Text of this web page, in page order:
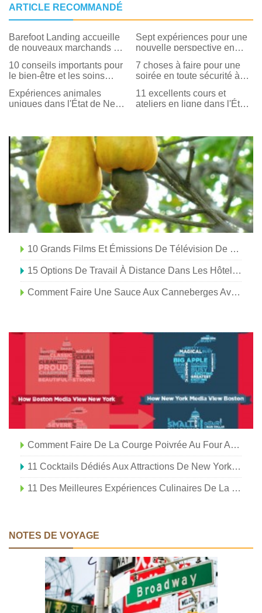
ARTICLE RECOMMANDÉ
Barefoot Landing accueille
de nouveaux marchands et
Sept expériences pour une
nouvelle perspective en
10 conseils importants pour
le bien-être et les soins
voyageurs
7 choses à faire pour une
soirée en toute sécurité à
le pass Excelsior
Expériences animales
uniques dans l'État de New
11 excellents cours et
ateliers en ligne dans l'État
10 Grands Films Et Émissions De Télévision De Vacances Basés À New York
15 Options De Travail À Distance Dans Les Hôtels Et Complexes De New York
Comment Faire Une Sauce Aux Canneberges Avec Du Port De New York Et De La Cannelle
Comment Faire De La Courge Poivrée Au Four Avec Des Poires Et Des Pommes De New York
11 Cocktails Dédiés Aux Attractions De New York Et Préparés Avec Des Spiritueux De New York
11 Des Meilleures Expériences Culinaires De La Ferme À La Table Dans L'État De New York
NOTES DE VOYAGE